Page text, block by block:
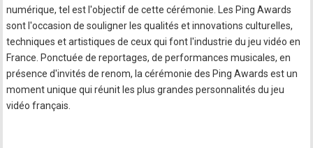
numérique, tel est l'objectif de cette cérémonie. Les Ping Awards
sont l'occasion de souligner les qualités et innovations culturelles,
techniques et artistiques de ceux qui font l'industrie du jeu vidéo en
France. Ponctuée de reportages, de performances musicales, en
présence d'invités de renom, la cérémonie des Ping Awards est un
moment unique qui réunit les plus grandes personnalités du jeu
vidéo français.